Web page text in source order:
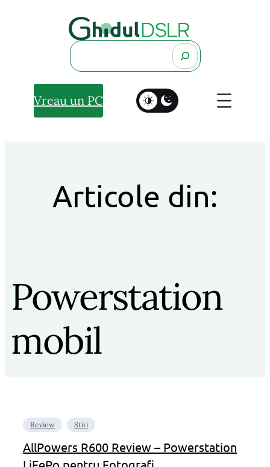
Search
Vreau un PC
Articole din:
Powerstation
mobil
Review Stiri
AllPowers R600 Review – Powerstation